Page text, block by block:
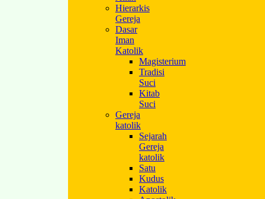
Hierarkis
Gereja
Dasar
Iman
Katolik
Magisterium
Tradisi
Suci
Kitab
Suci
Gereja
katolik
Sejarah
Gereja
katolik
Satu
Kudus
Katolik